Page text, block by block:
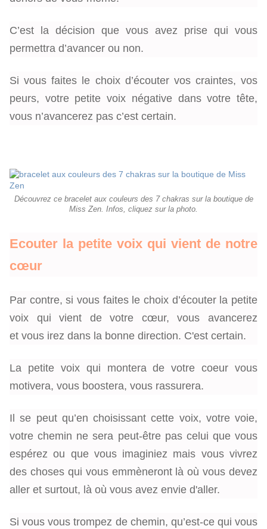
C’est la décision que vous avez prise qui vous
permettra d’avancer ou non.
Si vous faites le choix d’écouter vos craintes, vos
peurs, votre petite voix négative dans votre tête,
vous n’avancerez pas c’est certain.
Découvrez ce bracelet aux couleurs des 7 chakras sur la boutique de
Miss Zen. Infos, cliquez sur la photo.
Ecouter la petite voix qui vient de notre
cœur
Par contre, si vous faites le choix d’écouter la petite
voix qui vient de votre cœur, vous avancerez
et vous irez dans la bonne direction. C'est certain.
La petite voix qui montera de votre coeur vous
motivera, vous boostera, vous rassurera.
Il se peut qu’en choisissant cette voix, votre voie,
votre chemin ne sera peut-être pas celui que vous
espérez ou que vous imaginiez mais vous vivrez
des choses qui vous emmèneront là où vous devez
aller et surtout, là où vous avez envie d'aller.
Si vous vous trompez de chemin, qu’est-ce qui vous